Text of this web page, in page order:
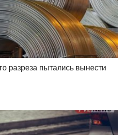
разреза пытались вынести